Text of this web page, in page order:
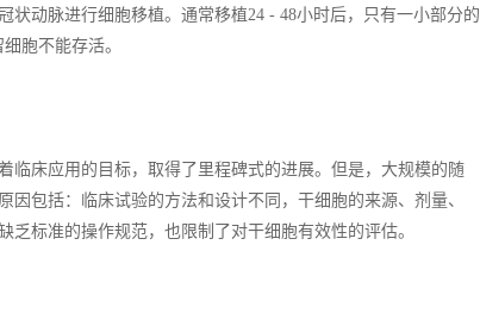
动脉进行细胞移植。通常移植24 - 48小时后，只有一小部分的
胞不能存活。
临床应用的目标，取得了里程碑式的进展。但是，大规模的随
包括：临床试验的方法和设计不同，干细胞的来源、剂量、
标准的操作规范，也限制了对干细胞有效性的评估。